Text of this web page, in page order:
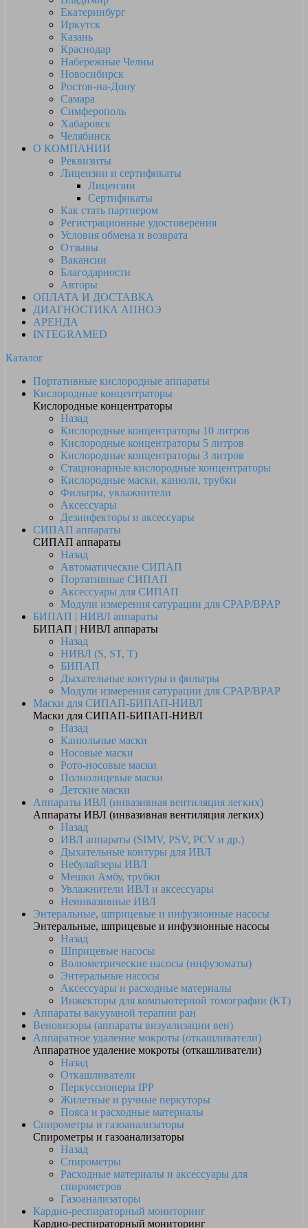
Екатеринбург
Иркутск
Казань
Краснодар
Набережные Челны
Новосибирск
Ростов-на-Дону
Самара
Симферополь
Хабаровск
Челябинск
О КОМПАНИИ
Реквизиты
Лицензии и сертификаты
Лицензии
Сертификаты
Как стать партнером
Регистрационные удостоверения
Условия обмена и возврата
Отзывы
Вакансии
Благодарности
Авторы
ОПЛАТА И ДОСТАВКА
ДИАГНОСТИКА АПНОЭ
АРЕНДА
INTEGRAMED
Каталог
Портативные кислородные аппараты
Кислородные концентраторы
Кислородные концентраторы
Назад
Кислородные концентраторы 10 литров
Кислородные концентраторы 5 литров
Кислородные концентраторы 3 литров
Стационарные кислородные концентраторы
Кислородные маски, канюли, трубки
Фильтры, увлажнители
Аксессуары
Дезинфекторы и аксессуары
СИПАП аппараты
СИПАП аппараты
Назад
Автоматические СИПАП
Портативные СИПАП
Аксессуары для СИПАП
Модули измерения сатурации для CPAP/BPAP
БИПАП | НИВЛ аппараты
БИПАП | НИВЛ аппараты
Назад
НИВЛ (S, ST, T)
БИПАП
Дыхательные контуры и фильтры
Модули измерения сатурации для CPAP/BPAP
Маски для СИПАП-БИПАП-НИВЛ
Маски для СИПАП-БИПАП-НИВЛ
Назад
Канюльные маски
Носовые маски
Рото-носовые маски
Полнолицевые маски
Детские маски
Аппараты ИВЛ (инвазивная вентиляция легких)
Аппараты ИВЛ (инвазивная вентиляция легких)
Назад
ИВЛ аппараты (SIMV, PSV, PCV и др.)
Дыхательные контуры для ИВЛ
Небулайзеры ИВЛ
Мешки Амбу, трубки
Увлажнители ИВЛ и аксессуары
Неинвазивные ИВЛ
Энтеральные, шприцевые и инфузионные насосы
Энтеральные, шприцевые и инфузионные насосы
Назад
Шприцевые насосы
Волюметрические насосы (инфузоматы)
Энтеральные насосы
Аксессуары и расходные материалы
Инжекторы для компьютерной томографии (КТ)
Аппараты вакуумной терапии ран
Веновизоры (аппараты визуализации вен)
Аппаратное удаление мокроты (откашливатели)
Аппаратное удаление мокроты (откашливатели)
Назад
Откашливатели
Перкуссионеры IPP
Жилетные и ручные перкуторы
Пояса и расходные материалы
Спирометры и газоанализаторы
Спирометры и газоанализаторы
Назад
Спирометры
Расходные материалы и аксессуары для
спирометров
Газоанализаторы
Кардио-респираторный мониторинг
Кардио-респираторный мониторинг